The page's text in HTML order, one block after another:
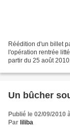
Réédition d'un billet
l'opération rentrée
partir du 25 août
Un bûcher
Publié le 02/09/2010
Par liliba